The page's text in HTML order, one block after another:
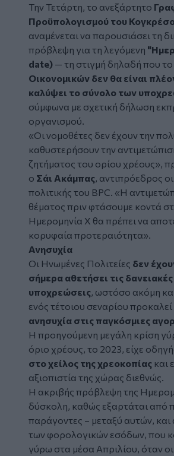
Την Τετάρτη, το ανεξάρτητο
Προϋπολογισμού του
αναμένεται να παρουσιάσει τη
πρόβλεψη για τη λεγόμενη
date) — τη στιγμή δηλαδή που το
Οικονομικών δεν θα είναι
καλύψει το σύνολο των
σύμφωνα με σχετική δήλωση
οργανισμού.
«Οι νομοθέτες δεν έχουν την
καθυστερήσουν την
ζητήματος του ορίου χρέους»,
ο Σάι Ακάμπας, αντιπρόεδρος
πολιτικής του BPC. «Η
θέματος πριν φτάσουμε κοντά
Ημερομηνία Χ θα πρέπει να
κορυφαία προτεραιότητα».
Ανησυχία
Οι Ηνωμένες Πολιτείες δεν
σήμερα αθετήσει τις
υποχρεώσεις, ωστόσο ακόμη
ενός τέτοιου σεναρίου προκαλεί
ανησυχία στις παγκόσμιες
Η προηγούμενη μεγάλη κρίση
όριο χρέους, το 2023, είχε
στο χείλος της χρεοκοπίας και
αξιοπιστία της χώρας διεθνώς.
Η ακριβής πρόβλεψη της
δύσκολη, καθώς εξαρτάται από
παράγοντες – μεταξύ αυτών,
των φορολογικών εσόδων, που
γύρω στα μέσα Απριλίου, όταν